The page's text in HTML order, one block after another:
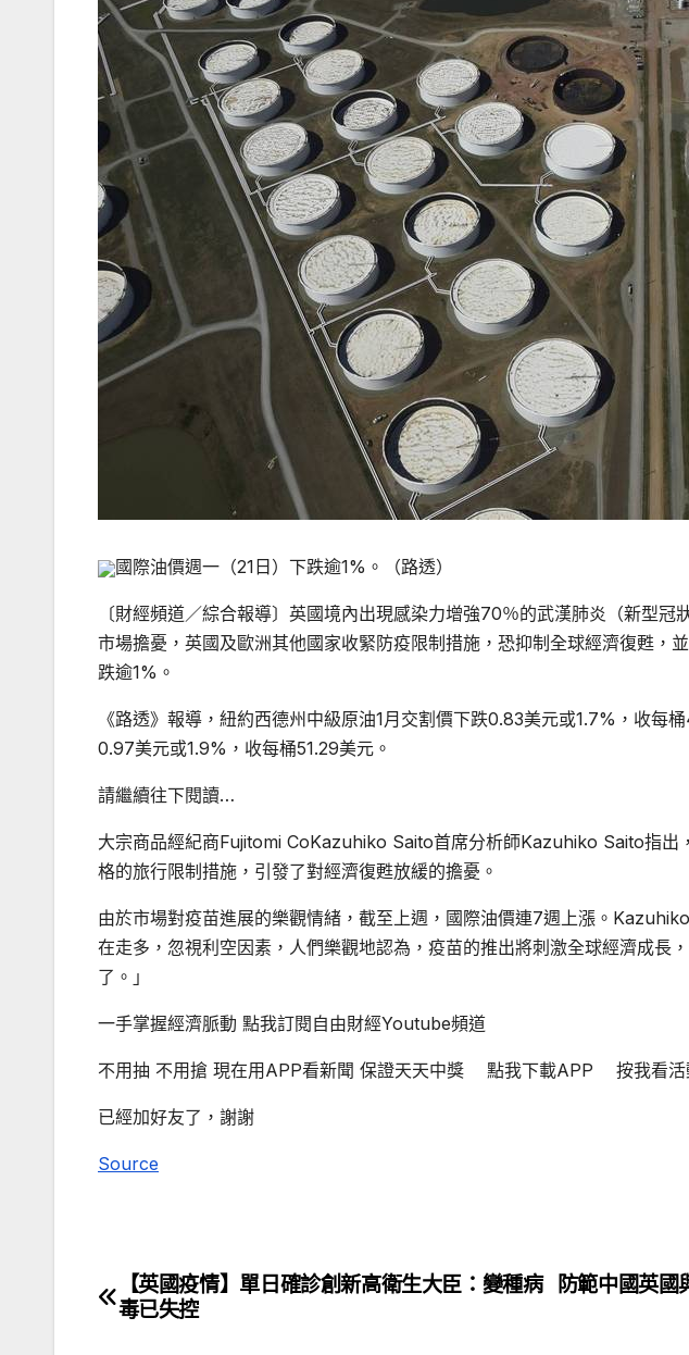
國際油價週一（21日）下跌逾1%。（路透）
〔財經頻道／綜合報導〕英國境內出現感染力增強70％的武漢肺炎（新型
市場擔憂，英國及歐洲其他國家收緊防疫限制措施，恐抑制全球經濟復甦，
跌逾1%。
《路透》報導，紐約西德州中級原油1月交割價下跌0.83美元或1.7%，收每
0.97美元或1.9%，收每桶51.29美元。
請繼續往下閱讀…
大宗商品經紀商Fujitomi CoKazuhiko Saito首席分析師Kazuhiko Saito指出
格的旅行限制措施，引發了對經濟復甦放緩的擔憂。
由於市場對疫苗進展的樂觀情緒，截至上週，國際油價連7週上漲。
在走多，忽視利空因素，人們樂觀地認為，疫苗的推出將刺激全球經濟成長
了。」
一手掌握經濟脈動 點我訂閱自由財經Youtube頻道
不用抽 不用搶 現在用APP看新聞 保證天天中獎 點我下載APP 按我看活
已經加好友了，謝謝
Source
文
防範中國英國
【英國疫情】單日確診創新高衛生大臣：變種病
毒已失控